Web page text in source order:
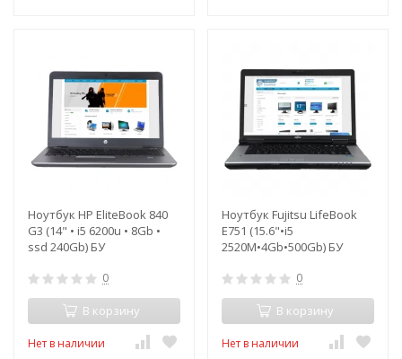
Ноутбук HP EliteBook 840
G3 (14" • i5 6200u • 8Gb •
ssd 240Gb) БУ
0
В корзину
Нет в наличии
Ноутбук Fujitsu LifeBook
E751 (15.6"•i5
2520M•4Gb•500Gb) БУ
0
В корзину
Нет в наличии